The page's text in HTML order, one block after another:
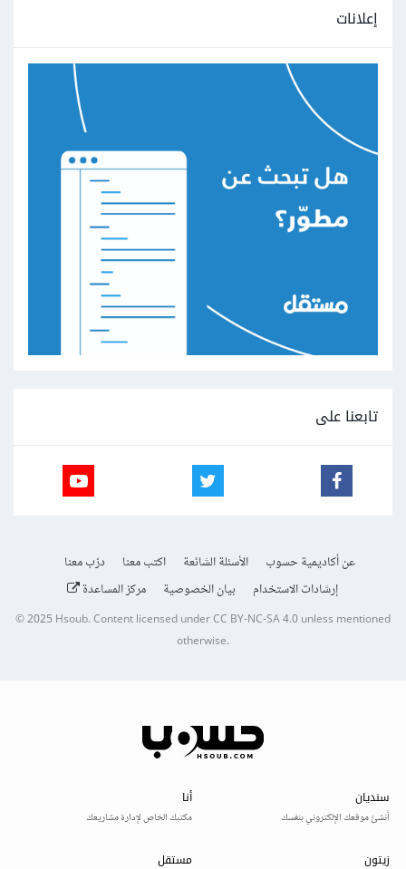
إعلانات
تابعنا على
عن أكاديمية حسوب الأسئلة الشائعة اكتب معنا
درّب معنا
إرشادات الاستخدام
بيان الخصوصية مركز المساعدة
© 2025Hsoub.Content licensed underCC BY-NC-SA 4.0unless mentioned
otherwise.